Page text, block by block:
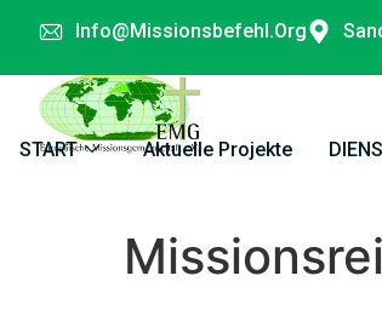
Info@missionsbefehl.org
START Aktuelle Projekte